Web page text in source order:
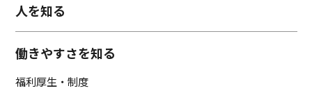
人を知る
働きやすさを知る
福利厚生・制度